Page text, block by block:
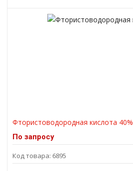
Фтористоводородная кислота 40%
По запросу
Код товара: 6895